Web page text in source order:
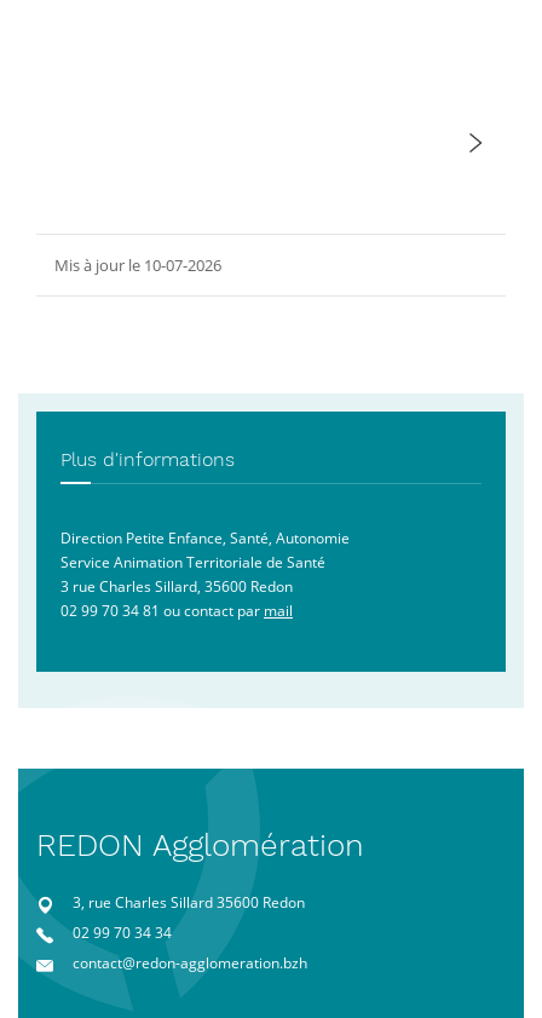
Mis à jour le 10-07-2026
Plus d'informations
Direction Petite Enfance, Santé, Autonomie
Service Animation Territoriale de Santé
3 rue Charles Sillard, 35600 Redon
02 99 70 34 81 ou contact par mail
REDON Agglomération
3, rue Charles Sillard 35600 Redon
02 99 70 34 34
contact@redon-agglomeration.bzh